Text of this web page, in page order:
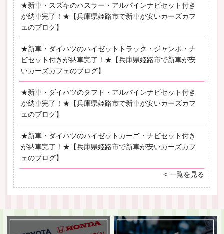
★新車・スズキのハスラー・アルパインナビセット付き
が納車完了！★【兵庫県姫路市で新車が安いカーズカフ
ェのブログ】
★新車・ダイハツのハイゼットトラック・ジャンボ・ナ
ビセット付きが納車完了！★【兵庫県姫路市で新車が安
いカーズカフェのブログ】
★新車・ダイハツのタフト・アルパインナビセット付き
が納車完了！★【兵庫県姫路市で新車が安いカーズカフ
ェのブログ】
★新車・ダイハツのハイゼットカーゴ・ナビセット付き
が納車完了！★【兵庫県姫路市で新車が安いカーズカフ
ェのブログ】
< 一覧を見る